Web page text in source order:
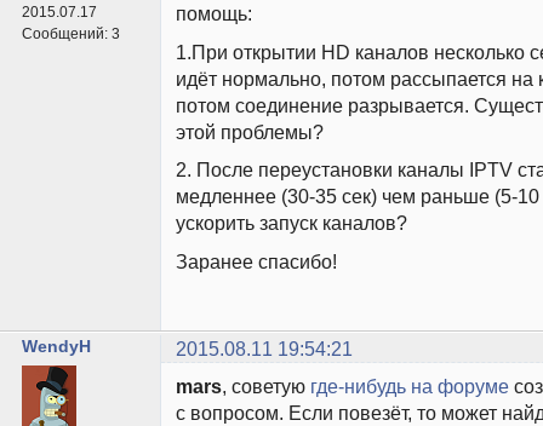
2015.07.17
Сообщений: 3
помощь:
1.При открытии HD каналов несколько
идёт нормально, потом рассыпается на
потом соединение разрывается.
этой проблемы?
2. После переустановки каналы IPTV
медленнее (30-35 сек) чем раньше (5-
ускорить запуск каналов?
Заранее спасибо!
WendyH 2015.08.11 19:54:21
mars , советую где-нибудь на форуме
с вопросом. Если повезёт, то может